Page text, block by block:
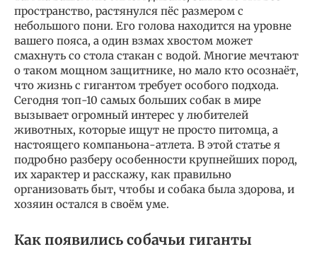
пространство, растянулся пёс размером с
небольшого пони. Его голова находится на уровне
вашего пояса, а один взмах хвостом может
смахнуть со стола стакан с водой. Многие мечтают
о таком мощном защитнике, но мало кто осознаёт,
что жизнь с гигантом требует особого подхода.
Сегодня топ-10 самых больших собак в мире
вызывает огромный интерес у любителей
животных, которые ищут не просто питомца, а
настоящего компаньона-атлета. В этой статье я
подробно разберу особенности крупнейших пород,
их характер и расскажу, как правильно
организовать быт, чтобы и собака была здорова, и
хозяин остался в своём уме.
Как появились собачьи гиганты